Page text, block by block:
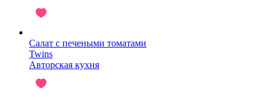
Салат с печеными томатами
Twins
Авторская кухня